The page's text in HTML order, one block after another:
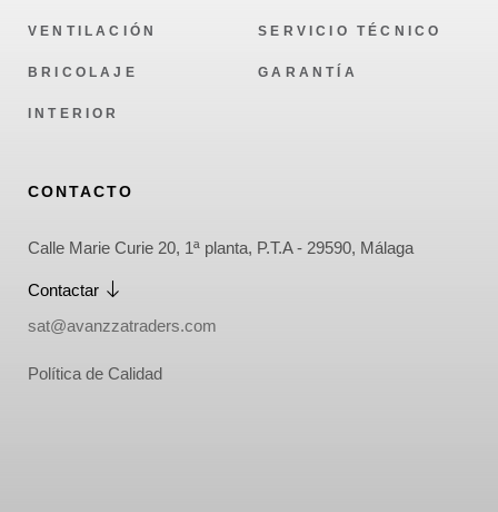
VENTILACIÓN
BRICOLAJE
INTERIOR
SERVICIO TÉCNICO
GARANTÍA
CONTACTO
Calle Marie Curie 20, 1ª planta, P.T.A - 29590, Málaga
Contactar
sat@avanzzatraders.com
Política de Calidad